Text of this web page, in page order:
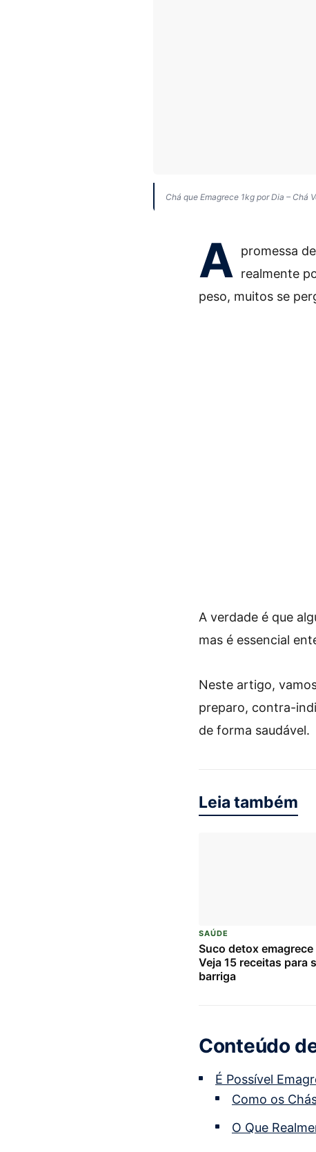
Chá que Emagrece 1kg por Dia – Chá
A promessa
realmente
peso, muitos se
A verdade é que
mas é essencial
Neste artigo,
preparo, contra-
de forma saudável.
Leia também
SAÚDE
Suco detox emagrece
Veja 15 receitas para
barriga
Conteúdo
É Possível
Como os
O Que